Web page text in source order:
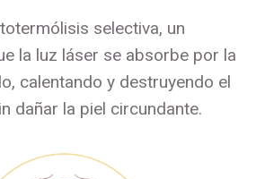
selectiva, un
la luz láser se absorbe por la
calentando y destruyendo el
dañar la piel circundante.